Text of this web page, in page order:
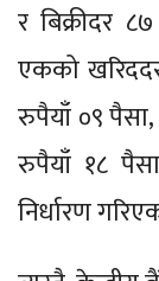
र बिक्रीदर
एकको
रुपैयाँ ०९
रुपैयाँ १८
निर्धारण